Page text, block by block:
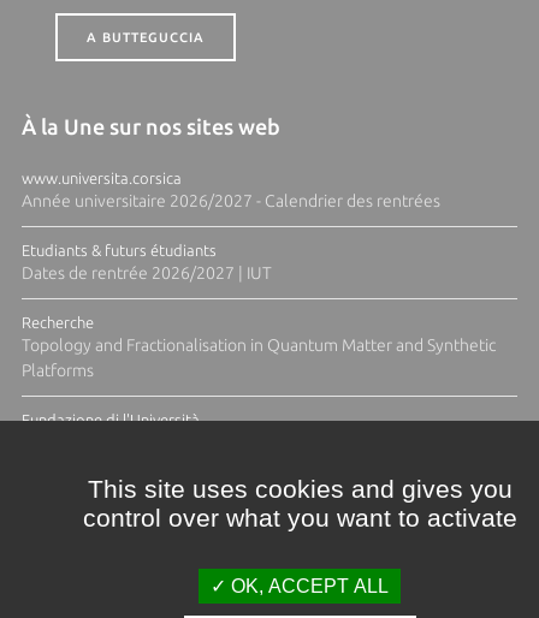
A BUTTEGUCCIA
À la Une sur nos sites web
www.universita.corsica
Année universitaire 2026/2027 - Calendrier des rentrées
Etudiants & futurs étudiants
Dates de rentrée 2026/2027 | IUT
Recherche
Topology and Fractionalisation in Quantum Matter and Synthetic
Platforms
Fundazione di l'Università
This site uses cookies and gives you
control over what you want to activate
OK, ACCEPT ALL